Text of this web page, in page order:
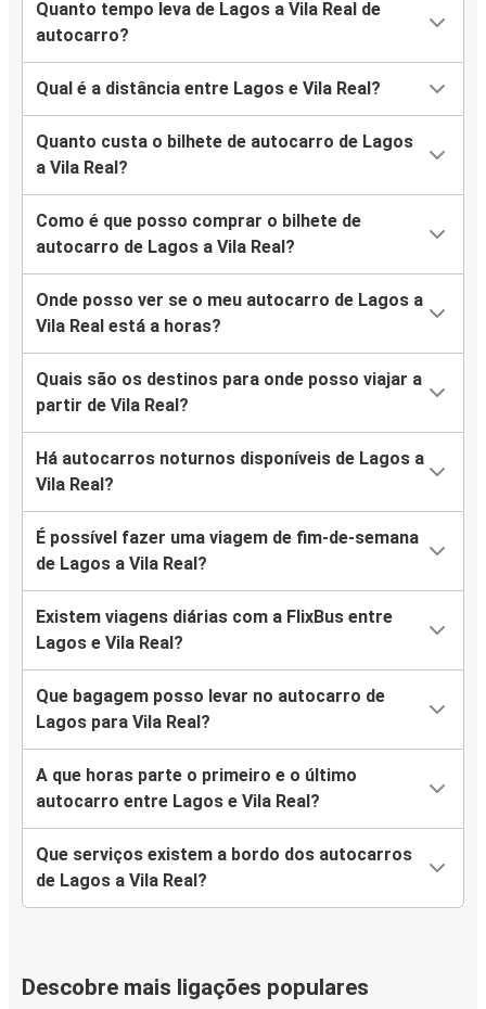
Quanto tempo leva de Lagos a Vila Real de
autocarro?
Qual é a distância entre Lagos e Vila Real?
Quanto custa o bilhete de autocarro de Lagos
a Vila Real?
Como é que posso comprar o bilhete de
autocarro de Lagos a Vila Real?
Onde posso ver se o meu autocarro de Lagos a
Vila Real está a horas?
Quais são os destinos para onde posso viajar a
partir de Vila Real?
Há autocarros noturnos disponíveis de Lagos a
Vila Real?
É possível fazer uma viagem de fim-de-semana
de Lagos a Vila Real?
Existem viagens diárias com a FlixBus entre
Lagos e Vila Real?
Que bagagem posso levar no autocarro de
Lagos para Vila Real?
A que horas parte o primeiro e o último
autocarro entre Lagos e Vila Real?
Que serviços existem a bordo dos autocarros
de Lagos a Vila Real?
Descobre mais ligações populares